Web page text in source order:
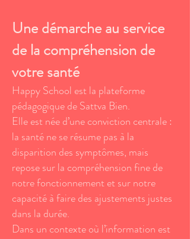
Une démarche au service
de la compréhension de
votre santé
Happy School est la plateforme
pédagogique de Sattva Bien.
Elle est née d’une conviction centrale :
la santé ne se résume pas à la
disparition des symptômes, mais
repose sur la compréhension fine de
notre fonctionnement et sur notre
capacité à faire des ajustements justes
dans la durée.
Dans un contexte où l’information est